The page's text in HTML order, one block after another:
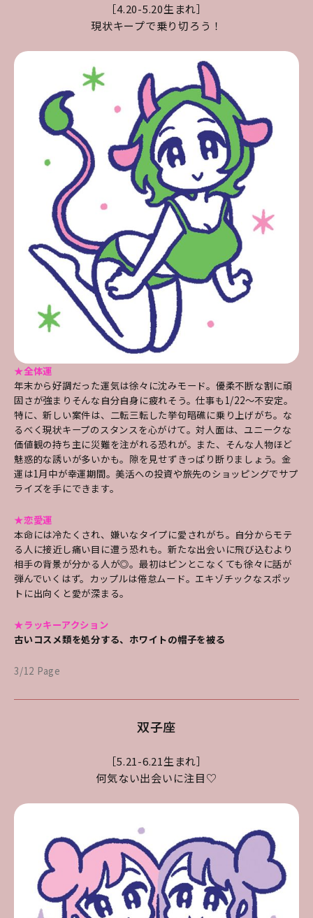
［4.20-5.20生まれ］
現状キープで乗り切ろう！
★全体運
年末から好調だった運気は徐々に沈みモード。優柔不断な割に頑
固さが強まりそんな自分自身に疲れそう。仕事も1/22～不安定。
特に、新しい案件は、二転三転した挙句暗礁に乗り上げがち。な
るべく現状キープのスタンスを心がけて。対人面は、ユニークな
価値観の持ち主に災難を注がれる恐れが。また、そんな人物ほど
魅惑的な誘いが多いかも。隙を見せずきっぱり断りましょう。金
運は1月中が幸運期間。美活への投資や旅先のショッピングでサプ
ライズを手にできます。
★恋愛運
本命には冷たくされ、嫌いなタイプに愛されがち。自分からモテ
る人に接近し痛い目に遭う恐れも。新たな出会いに飛び込むより
相手の背景が分かる人が◎。最初はピンとこなくても徐々に話が
弾んでいくはず。カップルは倦怠ムード。エキゾチックなスポッ
トに出向くと愛が深まる。
★ラッキーアクション
古いコスメ類を処分する、ホワイトの帽子を被る
3/12 Page
双子座
［5.21-6.21生まれ］
何気ない出会いに注目♡